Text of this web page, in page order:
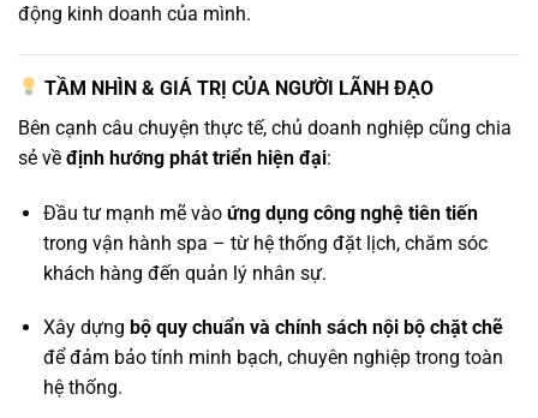
động kinh doanh của mình.
TẦM NHÌN & GIÁ TRỊ CỦA NGƯỜI LÃNH ĐẠO
Bên cạnh câu chuyện thực tế, chủ doanh nghiệp cũng chia
sẻ về định hướng phát triển hiện đại:
Đầu tư mạnh mẽ vào ứng dụng công nghệ tiên tiến
trong vận hành spa – từ hệ thống đặt lịch, chăm sóc
khách hàng đến quản lý nhân sự.
Xây dựng bộ quy chuẩn và chính sách nội bộ chặt chẽ
để đảm bảo tính minh bạch, chuyên nghiệp trong toàn
hệ thống.